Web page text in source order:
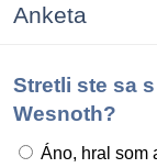
Anketa
Stretli ste sa
Wesnoth?
Áno, hral som